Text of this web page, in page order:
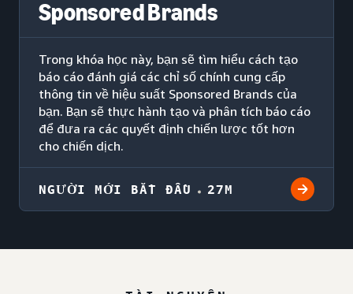
Sponsored Brands
Trong khóa học này, bạn sẽ tìm hiểu cách tạo
báo cáo đánh giá các chỉ số chính cung cấp
thông tin về hiệu suất Sponsored Brands của
bạn. Bạn sẽ thực hành tạo và phân tích báo cáo
để đưa ra các quyết định chiến lược tốt hơn
cho chiến dịch.
NGƯỜI MỚI BẮT ĐẦU 27M